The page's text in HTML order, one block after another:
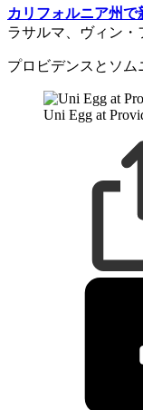
カリフォルニア州
ラサルマ、ヴィン・
プロビデンスとソム
Uni Egg at